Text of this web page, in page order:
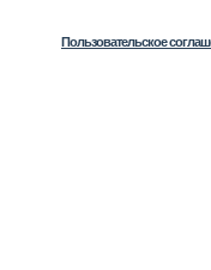
Пользовательское